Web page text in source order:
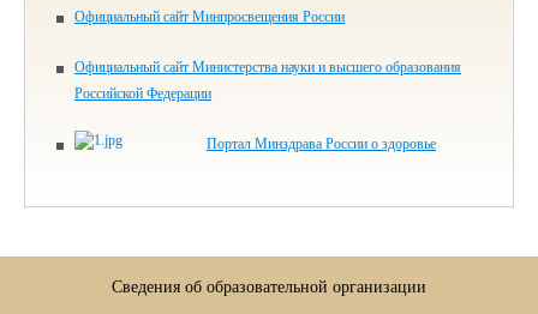
Официальный сайт Минпросвещения России
Официальный сайт Министерства науки и высшего образования
Российской Федерации
Портал Минздрава России о здоровье
Сведения об образовательной организации